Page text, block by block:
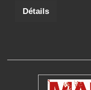
Détails